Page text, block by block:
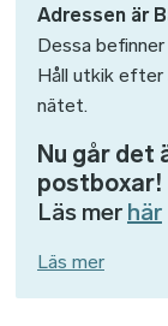
Adressen är
Dessa
Håll utkik efter
nätet.
Nu går det
postboxar!
Läs mer här
Läs mer